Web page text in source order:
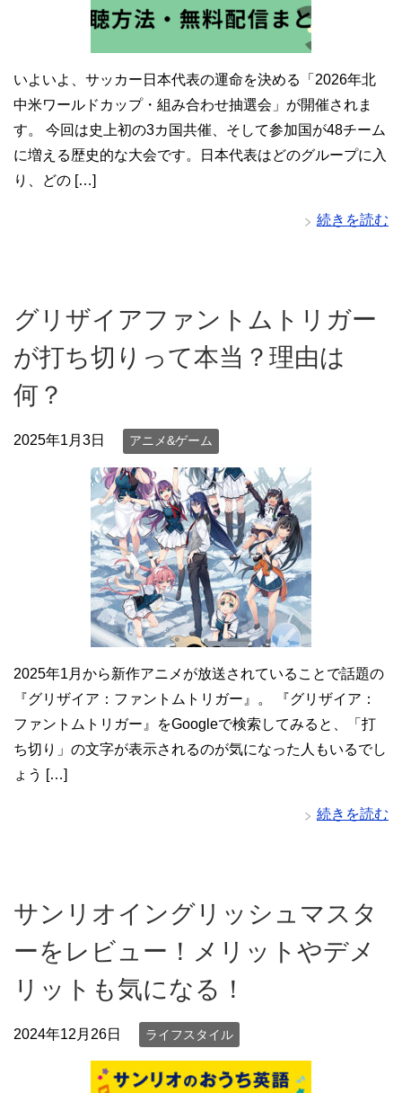
いよいよ、サッカー日本代表の運命を決める「2026年北
中米ワールドカップ・組み合わせ抽選会」が開催されま
す。 今回は史上初の3カ国共催、そして参加国が48チーム
に増える歴史的な大会です。日本代表はどのグループに入
り、どの […]
続きを読む
グリザイアファントムトリガー
が打ち切りって本当？理由は
何？
2025年1月3日 アニメ&ゲーム
2025年1月から新作アニメが放送されていることで話題の
『グリザイア：ファントムトリガー』。 『グリザイア：
ファントムトリガー』をGoogleで検索してみると、「打
ち切り」の文字が表示されるのが気になった人もいるでし
ょう […]
続きを読む
サンリオイングリッシュマスタ
ーをレビュー！メリットやデメ
リットも気になる！
2024年12月26日 ライフスタイル